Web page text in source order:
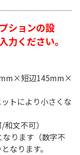
ションの設
力ください。
短辺145mm×
トにより小さくな
文不可）
ります（数字不
なります。